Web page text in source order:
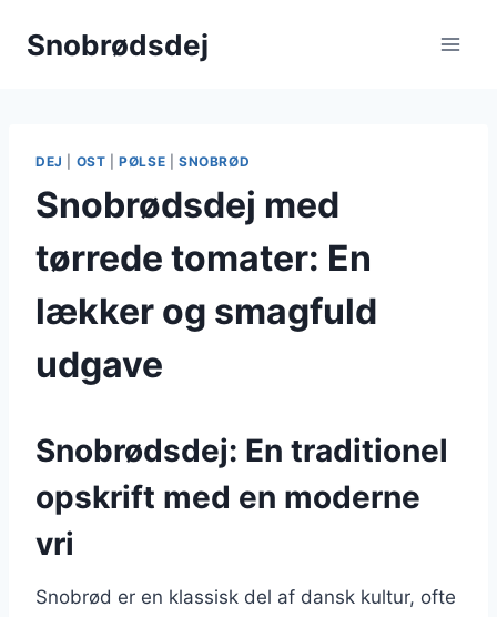
Snobrødsdej
DEJ OST |PØLSE SNOBRØD
Snobrødsdej med
tørrede tomater: En
lækker og smagfuld
udgave
Snobrødsdej: En traditionel
opskrift med en moderne
vri
Snobrød er en klassisk del af dansk kultur, ofte